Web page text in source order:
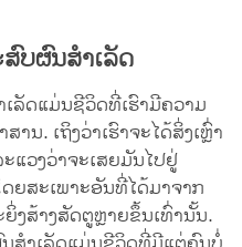
ບຜົນສຳເລັດ
ລັດແມ່ນຊີວິດທີ່ເຮົາມີຄວາມ
ນ. ເຖິງວ່າເຮົາຈະໄດ້ສິ່ງເຫຼົ່າ
ແວງວ່າຈະເສຍມັນໄປຢູ່
ຍສະເພາະອັນທີ່ໄດ້ມາຈາກ
ງສ້າງສັດຕູຫຼາຍຂຶ້ນເທົ່ານັ້ນ.